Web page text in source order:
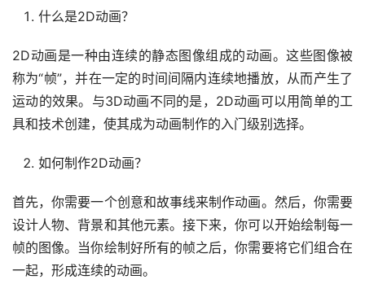
什么是2D动画？
2D动画是一种由连续的静态图像组成的动画。这些图像被
称为“帧”，并在一定的时间间隔内连续地播放，从而产生了
运动的效果。与3D动画不同的是，2D动画可以用简单的工
具和技术创建，使其成为动画制作的入门级别选择。
如何制作2D动画？
首先，你需要一个创意和故事线来制作动画。然后，你需要
设计人物、背景和其他元素。接下来，你可以开始绘制每一
帧的图像。当你绘制好所有的帧之后，你需要将它们组合在
一起，形成连续的动画。